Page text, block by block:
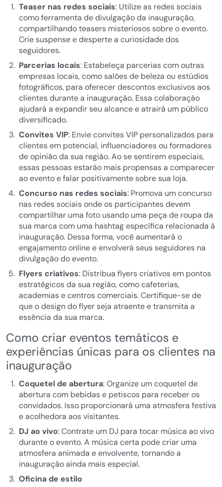
Teaser nas redes sociais: Utilize as redes sociais
como ferramenta de divulgação da inauguração,
compartilhando teasers misteriosos sobre o evento.
Crie suspense e desperte a curiosidade dos
seguidores.
Parcerias locais: Estabeleça parcerias com outras
empresas locais, como salões de beleza ou estúdios
fotográficos, para oferecer descontos exclusivos aos
clientes durante a inauguração. Essa colaboração
ajudará a expandir seu alcance e atrairá um público
diversificado.
Convites VIP: Envie convites VIP personalizados para
clientes em potencial, influenciadores ou formadores
de opinião da sua região. Ao se sentirem especiais,
essas pessoas estarão mais propensas a comparecer
ao evento e falar positivamente sobre sua loja.
Concurso nas redes sociais: Promova um concurso
nas redes sociais onde os participantes devem
compartilhar uma foto usando uma peça de roupa da
sua marca com uma hashtag específica relacionada à
inauguração. Dessa forma, você aumentará o
engajamento online e envolverá seus seguidores na
divulgação do evento.
Flyers criativos: Distribua flyers criativos em pontos
estratégicos da sua região, como cafeterias,
academias e centros comerciais. Certifique-se de
que o design do flyer seja atraente e transmita a
essência da sua marca.
Como criar eventos temáticos e
experiências únicas para os clientes na
inauguração
Coquetel de abertura: Organize um coquetel de
abertura com bebidas e petiscos para receber os
convidados. Isso proporcionará uma atmosfera festiva
e acolhedora aos visitantes.
DJ ao vivo: Contrate um DJ para tocar música ao vivo
durante o evento. A música certa pode criar uma
atmosfera animada e envolvente, tornando a
inauguração ainda mais especial.
Oficina de estilo